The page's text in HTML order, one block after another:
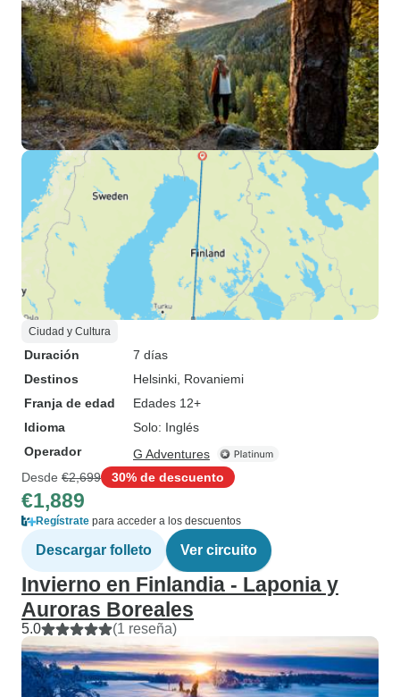
Ciudad y Cultura
Duración
7 días
Destinos
Helsinki , Rovaniemi
Franja de edad
Edades 12+
Idioma
Solo: Inglés
Operador
G Adventures
Desde €2,699 30% de descuento
€1,889
Regístrate para acceder a los descuentos
Descargar folleto Ver circuito
Invierno en Finlandia - Laponia y
Auroras Boreales
5.0 (1 reseña)